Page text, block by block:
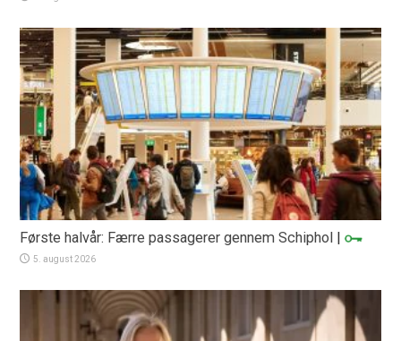
Første halvår: Færre passagerer gennem Schiphol |
5. august 2026